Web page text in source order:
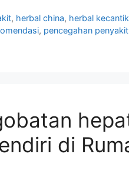
, herbal china, herbal
, pencegahan penyakit
di